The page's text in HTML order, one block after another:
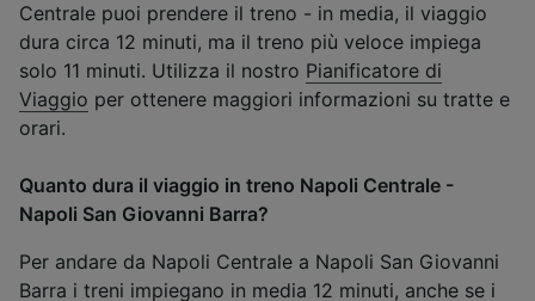
Centrale puoi prendere il treno - in media, il viaggio
dura circa 12 minuti, ma il treno più veloce impiega
solo 11 minuti. Utilizza il nostro Pianificatore di
Viaggio per ottenere maggiori informazioni su tratte e
orari.
Quanto dura il viaggio in treno Napoli Centrale -
Napoli San Giovanni Barra?
Per andare da Napoli Centrale a Napoli San Giovanni
Barra i treni impiegano in media 12 minuti, anche se i